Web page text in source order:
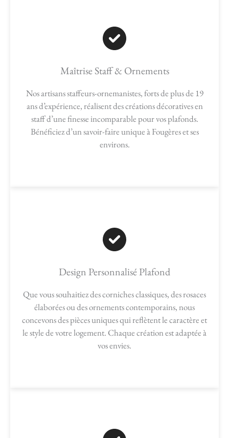
Maîtrise Staff & Ornements
Nos artisans staffeurs-ornemanistes, forts de plus de 19
ans d’expérience, réalisent des créations décoratives en
staff d’une finesse incomparable pour vos plafonds.
Bénéficiez d’un savoir-faire unique à Fougères et ses
environs.
Design Personnalisé Plafond
Que vous souhaitiez des corniches classiques, des rosaces
élaborées ou des ornements contemporains, nous
concevons des pièces uniques qui reflètent le caractère et
le style de votre logement. Chaque création est adaptée à
vos envies.